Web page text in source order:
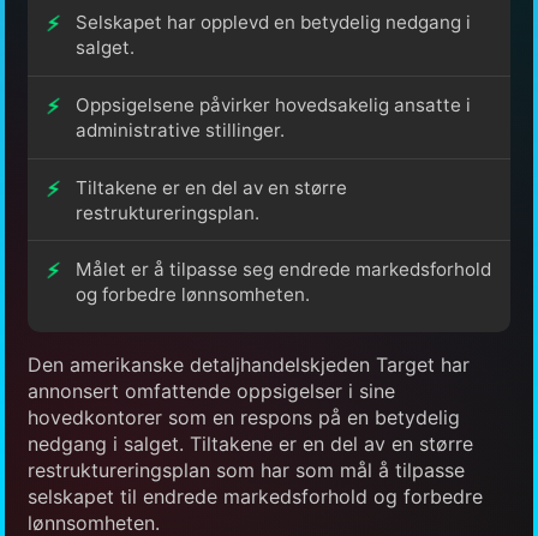
Selskapet har opplevd en betydelig nedgang i
salget.
Oppsigelsene påvirker hovedsakelig ansatte i
administrative stillinger.
Tiltakene er en del av en større
restruktureringsplan.
Målet er å tilpasse seg endrede markedsforhold
og forbedre lønnsomheten.
Den amerikanske detaljhandelskjeden Target har
annonsert omfattende oppsigelser i sine
hovedkontorer som en respons på en betydelig
nedgang i salget. Tiltakene er en del av en større
restruktureringsplan som har som mål å tilpasse
selskapet til endrede markedsforhold og forbedre
lønnsomheten.